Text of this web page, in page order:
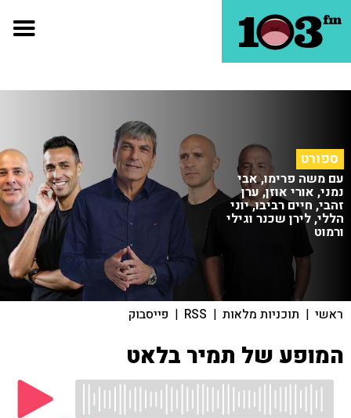
ספורט
עם משה פרימו, אבי
נמני, אורי אוזן, ערן
זהבי, חיים רביבו, יוני
הללי, לירן שכנר וגילי
ורמוט
ראשי | תוכניות מלאות |
RSS
| פייסבוק
המופע של תמיר בלאט